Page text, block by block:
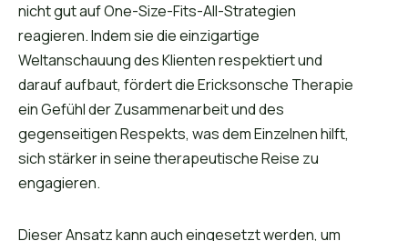
nicht gut auf One-Size-Fits-All-Strategien
reagieren. Indem sie die einzigartige
Weltanschauung des Klienten respektiert und
darauf aufbaut, fördert die Ericksonsche Therapie
ein Gefühl der Zusammenarbeit und des
gegenseitigen Respekts, was dem Einzelnen hilft,
sich stärker in seine therapeutische Reise zu
engagieren.
Dieser Ansatz kann auch eingesetzt werden, um